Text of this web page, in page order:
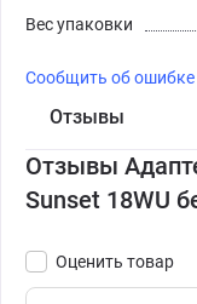
Вес упаковки
Сообщить об ошибке
Отзывы
Отзывы
Sunset 18WU
Оценить товар